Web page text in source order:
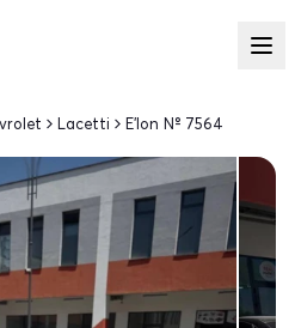
Lacetti E'lon № 7564